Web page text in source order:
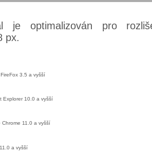
je optimalizován pro
px.
FireFox 3.5 a vyšší
Explorer 10.0 a vyšší
Chrome 11.0 a vyšší
a vyšší